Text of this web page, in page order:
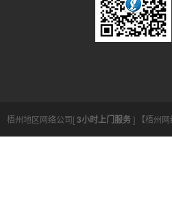
梧州地区网络公司[3小时上门服务] 【梧州